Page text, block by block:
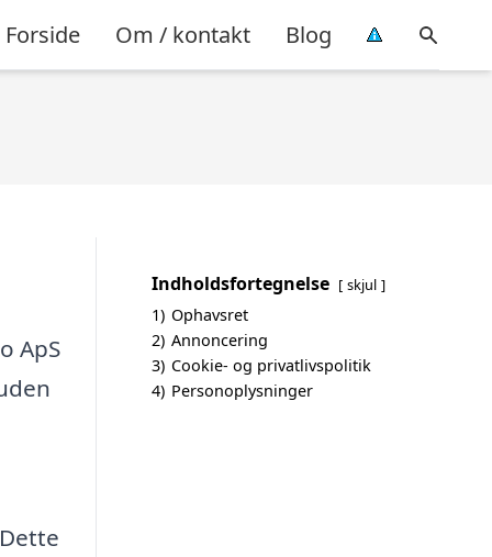
Forside Om / kontakt Blog
ApS
Indholdsfortegnelse skjul
1) Ophavsret
2) Annoncering
3) Cookie- og privatlivspolitik
4) Personoplysninger